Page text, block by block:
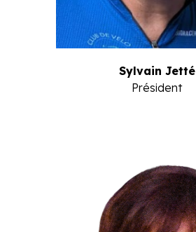
Sylvain Jetté
Président